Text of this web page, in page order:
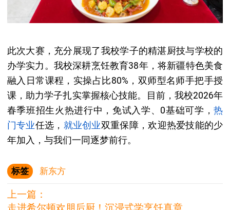
此次大赛，充分展现了我校学子的精湛厨技与学校的
办学实力。我校深耕烹饪教育38年，将新疆特色美食
融入日常课程，实操占比80%，双师型名师手把手授
课，助力学子扎实掌握核心技能。目前， 我校2026年
春季班招生火热进行中 ，免试入学、0基础可学，热
门专业任选， 就业创业双重保障，欢迎热爱技能的少
年加入，与我们一同逐梦前行。
标签 新东方
上一篇：